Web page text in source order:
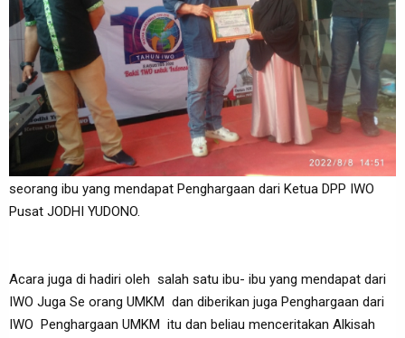
seorang ibu yang mendapat Penghargaan dari Ketua DPP IWO
Pusat JODHI YUDONO.
Acara juga di hadiri oleh salah satu ibu- ibu yang mendapat dari
IWO Juga Se orang UMKM dan diberikan juga Penghargaan dari
IWO Penghargaan UMKM itu dan beliau menceritakan Alkisah